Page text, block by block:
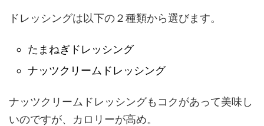
ドレッシングは以下の２種類から選びます。
たまねぎドレッシング
ナッツクリームドレッシング
ナッツクリームドレッシングもコクがあって美味し
いのですが、カロリーが高め。